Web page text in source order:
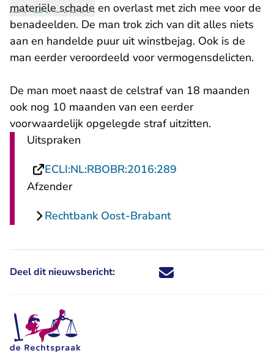
materiële schade en overlast met zich mee voor de
benadeelden. De man trok zich van dit alles niets
aan en handelde puur uit winstbejag. Ook is de
man eerder veroordeeld voor vermogensdelicten.
De man moet naast de celstraf van 18 maanden
ook nog 10 maanden van een eerder
voorwaardelijk opgelegde straf uitzitten.
Uitspraken
ECLI:NL:RBOBR:2016:289
Afzender
Rechtbank Oost-Brabant
Deel dit nieuwsbericht: Deel dit nieuwsbericht via X -
Deel dit nieuwsbericht via
Deel dit nieuwsbericht
Deel dit